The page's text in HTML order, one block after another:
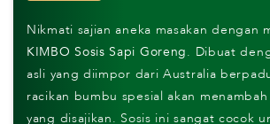
Nikmati sajian aneka masakan dengan
KIMBO Sosis Sapi Goreng. Dibuat
asli yang diimpor dari Australia
racikan bumbu spesial akan
yang disajikan. Sosis ini sangat cocok